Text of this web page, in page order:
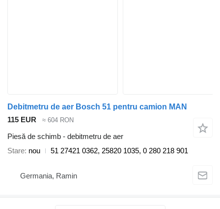
Debitmetru de aer Bosch 51 pentru camion MAN
115 EUR
≈ 604 RON
Piesă de schimb - debitmetru de aer
Stare nou 51 27421 0362, 25820 1035, 0 280 218 901
Germania, Ramin